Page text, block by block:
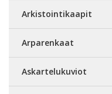
Arkistointikaapit
Arparenkaat
Askartelukuviot